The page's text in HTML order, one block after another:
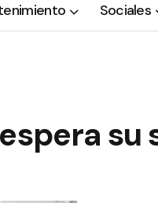
Sociales